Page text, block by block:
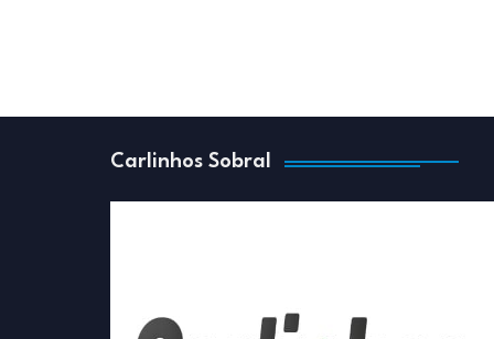
Carlinhos Sobral